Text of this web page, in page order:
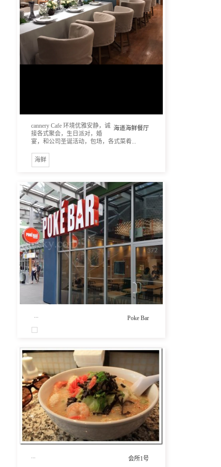
海道海鲜餐厅
cannery Cafe 环境优雅安静，诚
接各式聚会，生日派对，婚
宴，和公司圣诞活动，包场，各式菜肴...
海鲜
Poke Bar
...
会所1号